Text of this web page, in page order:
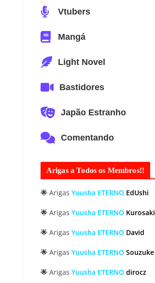
Vtubers
Mangá
Light Novel
Bastidores
Japão Estranho
Comentando
Arigas a Todos os Membros!!
🌟 Arigas Yuusha ETERNO EdUshi
🌟 Arigas Yuusha ETERNO Kurosaki
🌟 Arigas Yuusha ETERNO David
🌟 Arigas Yuusha ETERNO Souzuke
🌟 Arigas Yuusha ETERNO dirocz